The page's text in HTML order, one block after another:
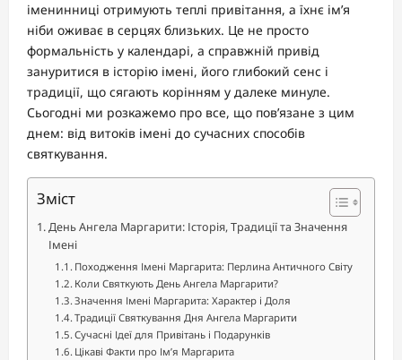
іменинниці отримують теплі привітання, а їхнє ім’я
ніби оживає в серцях близьких. Це не просто
формальність у календарі, а справжній привід
зануритися в історію імені, його глибокий сенс і
традиції, що сягають корінням у далеке минуле.
Сьогодні ми розкажемо про все, що пов’язане з цим
днем: від витоків імені до сучасних способів
святкування.
Зміст
День Ангела Маргарити: Історія, Традиції та Значення
Імені
Походження Імені Маргарита: Перлина Античного Світу
Коли Святкують День Ангела Маргарити?
Значення Імені Маргарита: Характер і Доля
Традиції Святкування Дня Ангела Маргарити
Сучасні Ідеї для Привітань і Подарунків
Цікаві Факти про Ім’я Маргарита